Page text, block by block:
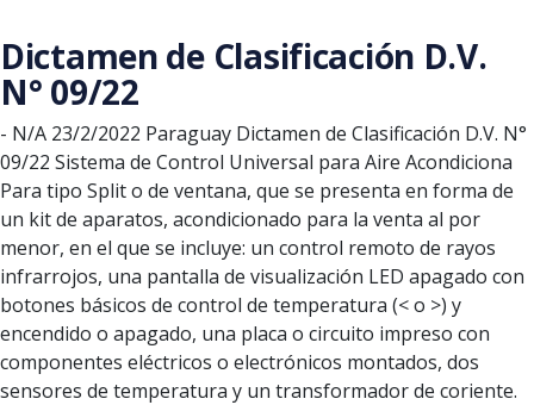
Dictamen de Clasificación D.V.
N° 09/22
- N/A 23/2/2022 Paraguay Dictamen de Clasificación D.V. N°
09/22 Sistema de Control Universal para Aire Acondiciona
Para tipo Split o de ventana, que se presenta en forma de
un kit de aparatos, acondicionado para la venta al por
menor, en el que se incluye: un control remoto de rayos
infrarrojos, una pantalla de visualización LED apagado con
botones básicos de control de temperatura (< o >) y
encendido o apagado, una placa o circuito impreso con
componentes eléctricos o electrónicos montados, dos
sensores de temperatura y un transformador de coriente.